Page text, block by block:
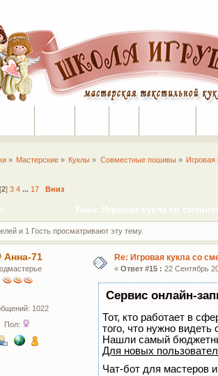
» Мастерские » Куклы » Совместные пошивы» Игровая
[2] 3 4 ... 17 Вниз
Тема: Игровая кукла со
и 1 Гость просматривают эту тему.
Анна-71
1022
Пол:
Re: Игровая кукла со
« Ответ #15 : 22 Сентябрь
Сервис онлайн-
Тот, кто работает в
того, что нужно
Нашли самый
Для новых
Чат-бот для мастеров